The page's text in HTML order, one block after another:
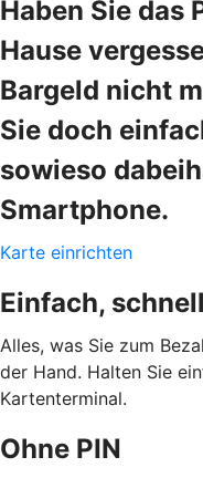
Haben Sie das
Hause
Bargeld nicht
Sie doch
sowieso
Smartphone.
Karte einrichten
Einfach,
Alles, was Sie zum
der Hand. Halten Sie
Kartenterminal.
Ohne PIN